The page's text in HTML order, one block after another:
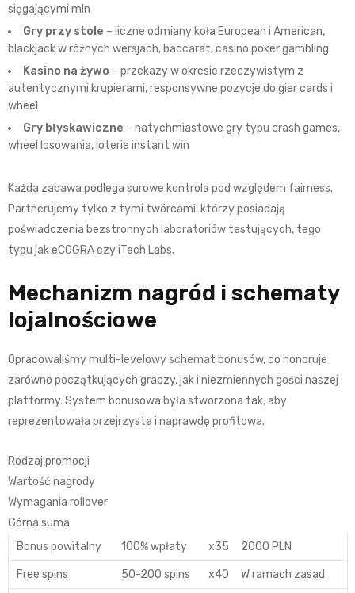
sięgającymi mln
Gry przy stole – liczne odmiany koła European i American,
blackjack w różnych wersjach, baccarat, casino poker gambling
Kasino na żywo – przekazy w okresie rzeczywistym z
autentycznymi krupierami, responsywne pozycje do gier cards i
wheel
Gry błyskawiczne – natychmiastowe gry typu crash games,
wheel losowania, loterie instant win
Każda zabawa podlega surowe kontrola pod względem fairness.
Partnerujemy tylko z tymi twórcami, którzy posiadają
poświadczenia bezstronnych laboratoriów testujących, tego
typu jak eCOGRA czy iTech Labs.
Mechanizm nagród i schematy
lojalnościowe
Opracowaliśmy multi-levelowy schemat bonusów, co honoruje
zarówno początkujących graczy, jak i niezmiennych gości naszej
platformy. System bonusowa była stworzona tak, aby
reprezentowała przejrzysta i naprawdę profitowa.
Rodzaj promocji
Wartość nagrody
Wymagania rollover
Górna suma
Bonus powitalny
100% wpłaty x35 2000 PLN
Free spins 50-200 spins x40 W ramach zasad